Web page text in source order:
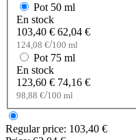
Pot 50 ml
En stock
103,40 € 62,04 €
124,08 €/100 ml
Pot 75 ml
En stock
123,60 € 74,16 €
98,88 €/100 ml
Regular price: 103,40 €